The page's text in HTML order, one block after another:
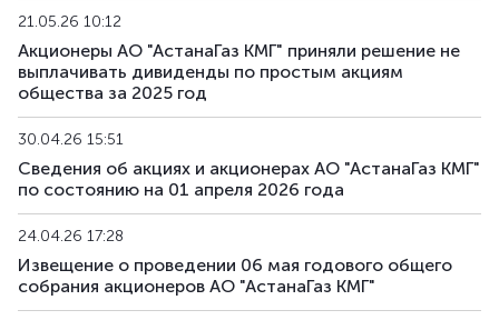
21.05.26 10:12
Акционеры АО "АстанаГаз КМГ" приняли решение не
выплачивать дивиденды по простым акциям
общества за 2025 год
30.04.26 15:51
Сведения об акциях и акционерах АО "АстанаГаз КМГ"
по состоянию на 01 апреля 2026 года
24.04.26 17:28
Извещение о проведении 06 мая годового общего
собрания акционеров АО "АстанаГаз КМГ"